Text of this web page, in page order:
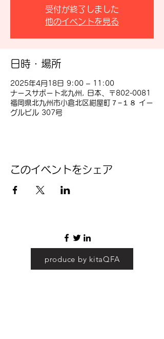
受付が終了しました
他のイベントを見る
日時・場所
2025年4月18日 9:00 – 11:00
ナースサポート北九州, 日本、〒802-0081
福岡県北九州市小倉北区紺屋町７−１８ イー
グルビル 307号
このイベントをシェア
produce by kitaQFA